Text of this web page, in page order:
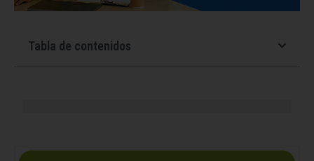
Tabla de contenidos